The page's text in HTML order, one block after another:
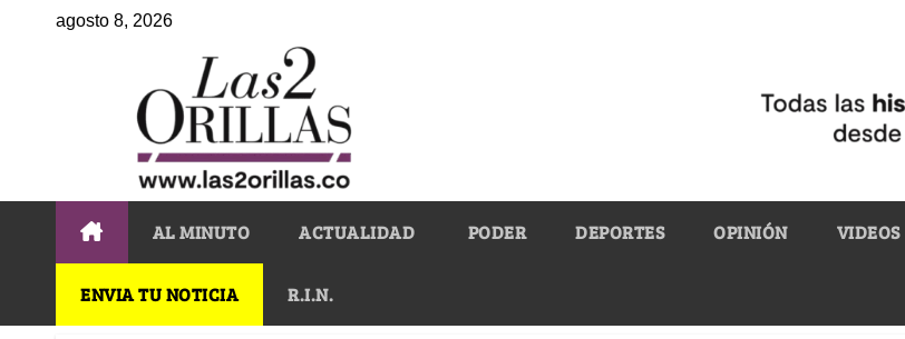
agosto 8, 2026
AL MINUTO ACTUALIDAD PODER DEPORTES OPINIÓN VIDEOS
ENVIA TU NOTICIA R.I.N.